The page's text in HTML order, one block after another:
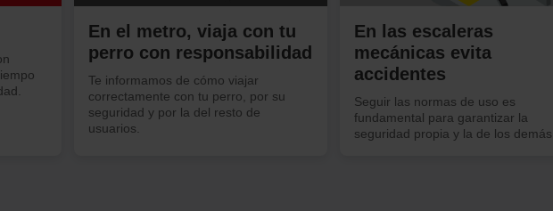
En el metro, viaja con tu
perro con responsabilidad
Te informamos de cómo viajar
correctamente con tu perro, por su
seguridad y por la del resto de
usuarios.
En las escaleras
mecánicas evita
accidentes
Seguir las normas de uso es
fundamental para garantizar la
seguridad propia y la de los demás